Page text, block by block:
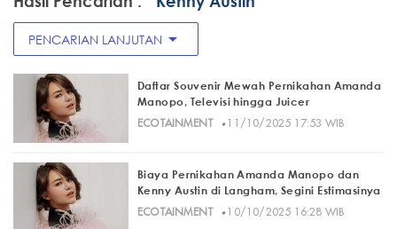
PENCARIAN LANJUTAN arrow_drop_down
Daftar Souvenir Mewah Pernikahan Amanda
Manopo, Televisi hingga Juicer
ECOTAINMENT
· 11/10/2025 17:53 WIB
Biaya Pernikahan Amanda Manopo dan
Kenny Austin di Langham, Segini Estimasinya
ECOTAINMENT
· 10/10/2025 16:28 WIB